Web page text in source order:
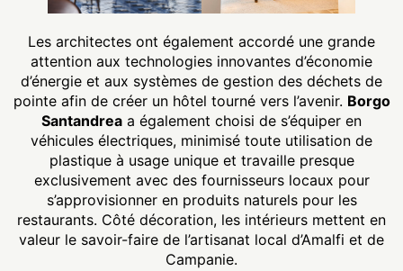
Les architectes ont également accordé une grande
attention aux technologies innovantes d’économie
d’énergie et aux systèmes de gestion des déchets de
pointe afin de créer un hôtel tourné vers l’avenir. Borgo
Santandrea a également choisi de s’équiper en
véhicules électriques, minimisé toute utilisation de
plastique à usage unique et travaille presque
exclusivement avec des fournisseurs locaux pour
s’approvisionner en produits naturels pour les
restaurants. Côté décoration, les intérieurs mettent en
valeur le savoir-faire de l’artisanat local d’Amalfi et de
Campanie.